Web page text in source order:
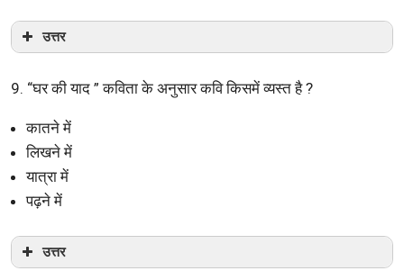
उत्तर
9. “घर की याद ” कविता के अनुसार कवि किसमें व्यस्त है ?
कातने में
लिखने में
यात्रा में
पढ़ने में
उत्तर